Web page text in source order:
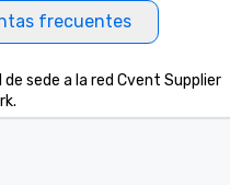
frecuentes
sede a la red Cvent Supplier